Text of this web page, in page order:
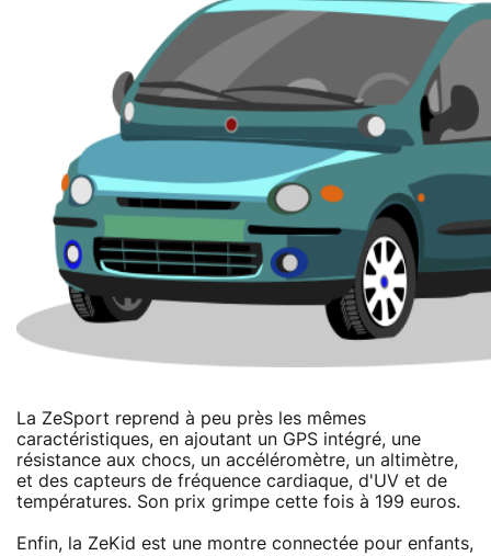
La ZeSport reprend à peu près les mêmes
caractéristiques, en ajoutant un GPS intégré, une
résistance aux chocs, un accéléromètre, un altimètre,
et des capteurs de fréquence cardiaque, d'UV et de
températures. Son prix grimpe cette fois à 199 euros.
Enfin, la ZeKid est une montre connectée pour enfants,